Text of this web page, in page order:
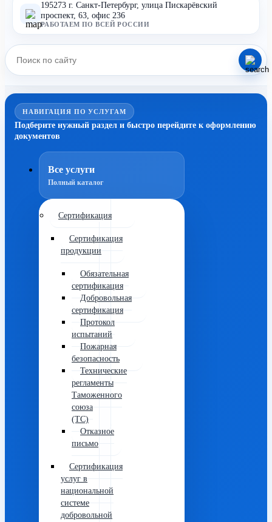
195273 г. Санкт-Петербург, улица Пискарёвский
проспект, 63, офис 236
РАБОТАЕМ ПО ВСЕЙ РОССИИ
НАВИГАЦИЯ ПО УСЛУГАМ
Подберите нужный раздел и быстро перейдите к оформлению
документов
Все услуги
Полный каталог
Сертификация
Сертификация
продукции
Обязательная
сертификация
Добровольная
сертификация
Протокол
испытаний
Пожарная
безопасность
Технические
регламенты
Таможенного
союза
(ТС)
Отказное
письмо
Сертификация
услуг в
национальной
системе
добровольной